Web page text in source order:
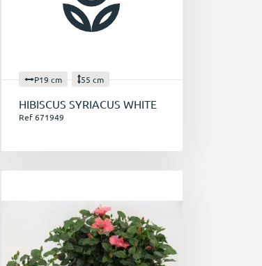
P19 cm 55 cm
HIBISCUS SYRIACUS WHITE
Ref 671949